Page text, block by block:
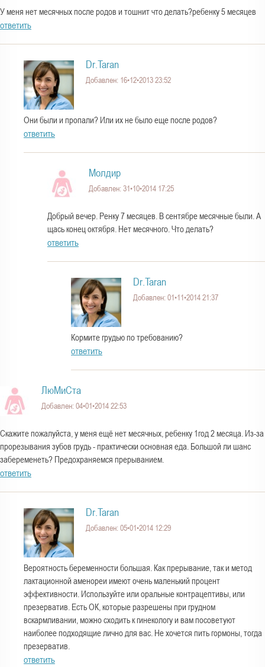
У меня нет месячных после родов и тошнит что делать?ребенку 5 месяцев
ответить
Dr.Taran
Добавлен: 16•12•2013 23:52
Они были и пропали? Или их не было еще после родов?
ответить
Молдир
Добавлен: 31•10•2014 17:25
Добрый вечер. Ренку 7 месяцев. В сентябре месячные были. А
щась конец октября. Нет месячного. Что делать?
ответить
Dr.Taran
Добавлен: 01•11•2014 21:37
Кормите грудью по требованию?
ответить
ЛюМиСта
Добавлен: 04•01•2014 22:53
Скажите пожалуйста, у меня ещё нет месячных, ребенку 1год 2 месяца. Из-за
прорезывания зубов грудь - практически основная еда. Большой ли шанс
забеременеть? Предохраняемся прерыванием.
ответить
Dr.Taran
Добавлен: 05•01•2014 12:29
Вероятность беременности большая. Как прерывание, так и метод
лактационной аменореи имеют очень маленький процент
эффективности. Используйте или оральные контрацептивы, или
презерватив. Есть ОК, которые разрешены при грудном
вскармливании, можно сходить к гинекологу и вам посоветуют
наиболее подходящие лично для вас. Не хочется пить гормоны, тогда
презерватив.
ответить